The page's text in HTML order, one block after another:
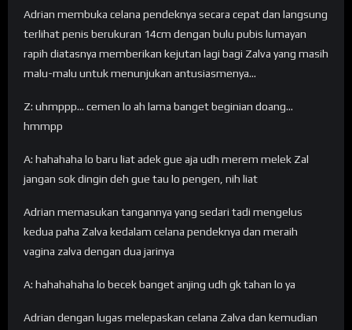
Adrian membuka celana pendeknya secara cepat dan langsung
terlihat penis berukuran 14cm dengan bulu pubis lumayan
rapih diatasnya memberikan kejutan lagi bagi Zalva yang masih
malu-malu untuk menunjukan antusiasmenya…
Z: uhmppp… cemen lo ah lama banget beginian doang…
hmmpp
A: hahahaha lo baru liat adek gue aja udh merem melek Zal
jangan sok dingin deh gue tau lo pengen, nih liat
Adrian memasukan tangannya yang sedari tadi mengelus
kedua paha Zalva kedalam celana pendeknya dan meraih
vagina zalva dengan dua jarinya
A: hahahahaha lo becek banget anjing udh gk tahan lo ya
Adrian dengan lugas melepaskan celana Zalva dan kemudian